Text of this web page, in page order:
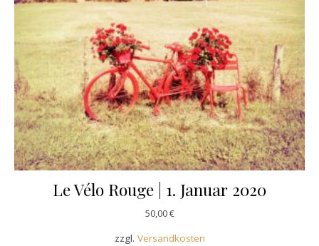
Le Vélo Rouge | 1. Januar 2020
50,00€
zzgl. Versandkosten